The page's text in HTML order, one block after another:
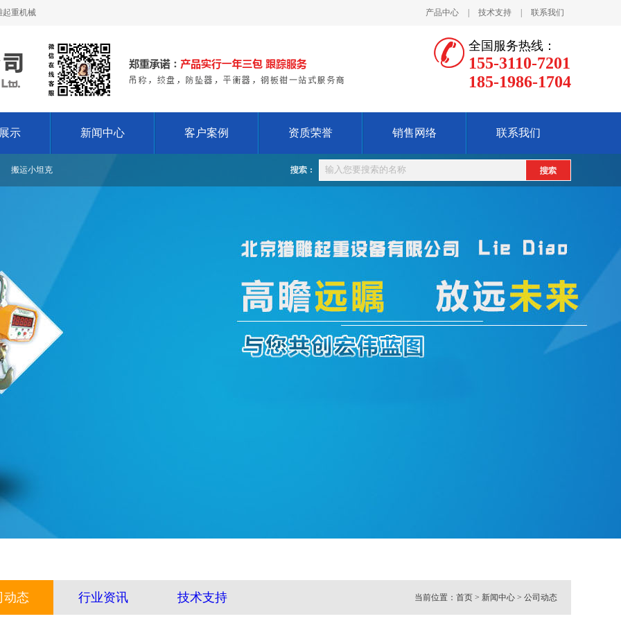
起重机械 产品中心 技术支持 联系我们
全国服务热线：
155-3110-7201
185-1986-1704
示 新闻中心 客户案例 资质荣誉 销售网络 联系我们
搬运小坦克
动态 行业资讯 技术支持 当前位置： 首页 > 新闻中心 > 公司动态